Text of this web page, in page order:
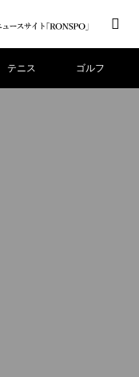
テニス ゴルフ